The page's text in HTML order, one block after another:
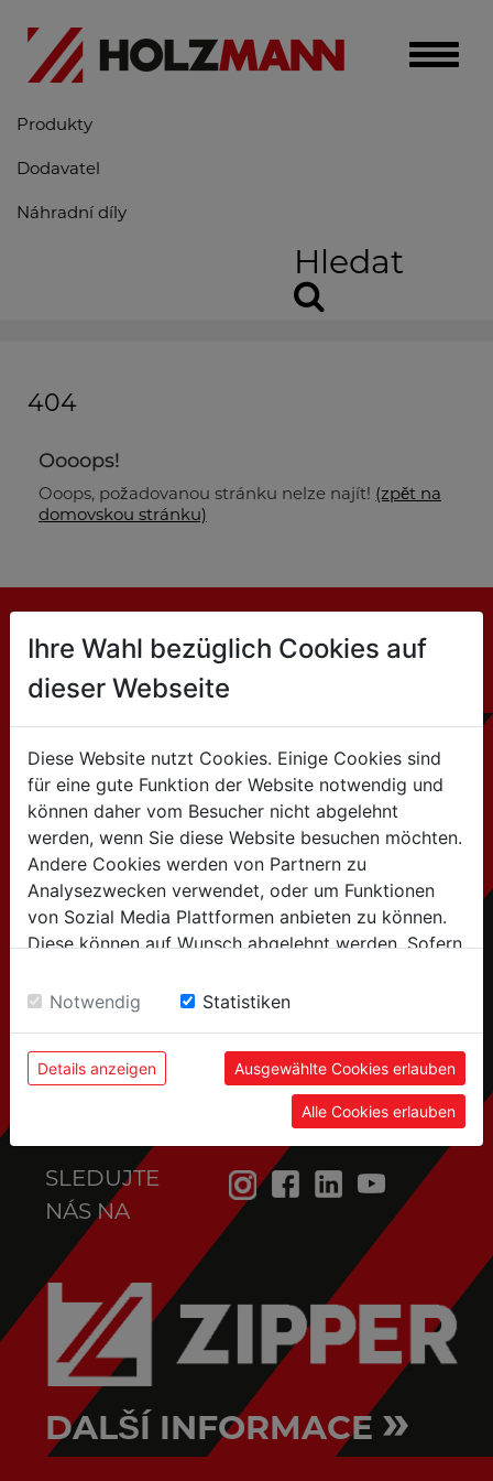
Toggle
Produkty
Dodavatel
Náhradní díly
Hledat
404
Oooops!
Ooops, požadovanou stránku nelze najít! (zpět na
domovskou stránku)
KONTAKT
Partneři HOLZMANN dodávají stroje a příslušenství
Hledat autorizovaného dodavatele zde
HOLZMANN MASCHINEN GmbH
Marktplatz 4 / 4170 Haslach / Austria
Tel:+43 7289 / 71562-0
info@holzmann-maschinen.at
SLEDUJTE
NÁS NA
DALŠÍ INFORMACE »
Ihre Wahl bezüglich Cookies auf
dieser Webseite
Diese Website nutzt Cookies. Einige Cookies sind
für eine gute Funktion der Website notwendig und
können daher vom Besucher nicht abgelehnt
werden, wenn Sie diese Website besuchen möchten.
Andere Cookies werden von Partnern zu
Analysezwecken verwendet, oder um Funktionen
von Sozial Media Plattformen anbieten zu können.
Diese können auf Wunsch abgelehnt werden. Sofern
Einwilligung zu unseren Cookies.
Notwendig Statistiken
Details anzeigen Ausgewählte Cookies erlauben
Alle Cookies erlauben